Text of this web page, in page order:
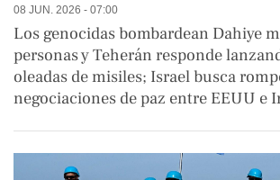
08 JUN. 2026 - 07:00
Los genocidas bombardean Dahiye
personas y Teherán responde
oleadas de misiles; Israel busca
negociaciones de paz entre EEUU e